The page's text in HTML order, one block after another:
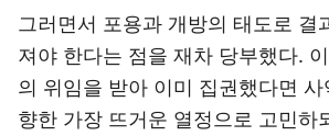
그러면서 포용과 개방의 태도로 결
져야 한다는 점을 재차 당부했다.
의 위임을 받아 이미 집권했다면
향한 가장 뜨거운 열정으로 고민하